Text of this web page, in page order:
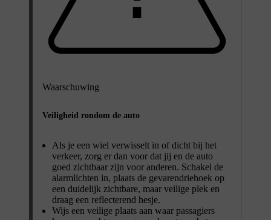
Waarschuwing
Veiligheid rondom de auto
Als je een wiel verwisselt in of dicht bij het
verkeer, zorg er dan voor dat jij en de auto
goed zichtbaar zijn voor anderen. Schakel de
alarmlichten in, plaats de gevarendriehoek op
een duidelijk zichtbare, maar veilige plek en
draag een reflecterend hesje.
Wijs een veilige plaats aan waar passagiers